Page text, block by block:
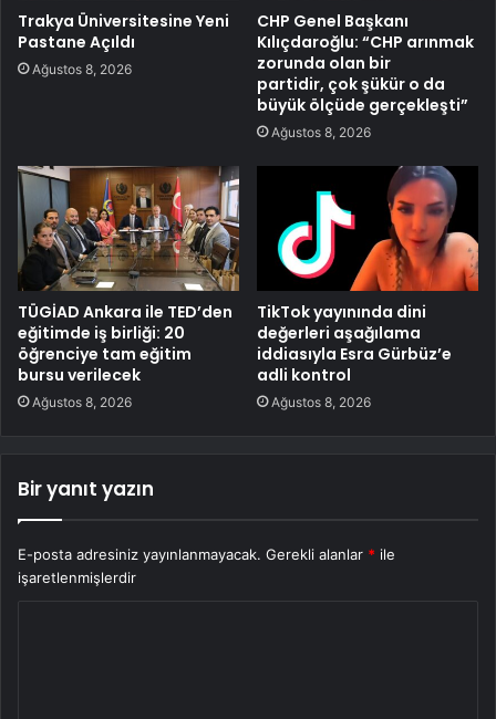
Trakya Üniversitesine Yeni
Pastane Açıldı
Ağustos 8, 2026
CHP Genel Başkanı
Kılıçdaroğlu: “CHP arınmak
zorunda olan bir
partidir, çok şükür o da
büyük ölçüde gerçekleşti”
Ağustos 8, 2026
TÜGİAD Ankara ile TED’den
eğitimde iş birliği: 20
öğrenciye tam eğitim
bursu verilecek
Ağustos 8, 2026
TikTok yayınında dini
değerleri aşağılama
iddiasıyla Esra Gürbüz’e
adli kontrol
Ağustos 8, 2026
Bir yanıt yazın
E-posta adresiniz yayınlanmayacak. Gerekli alanlar * ile
işaretlenmişlerdir